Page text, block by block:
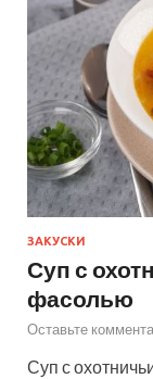
ЗАКУСКИ
Суп с
фасолью
Оставьте
Суп с